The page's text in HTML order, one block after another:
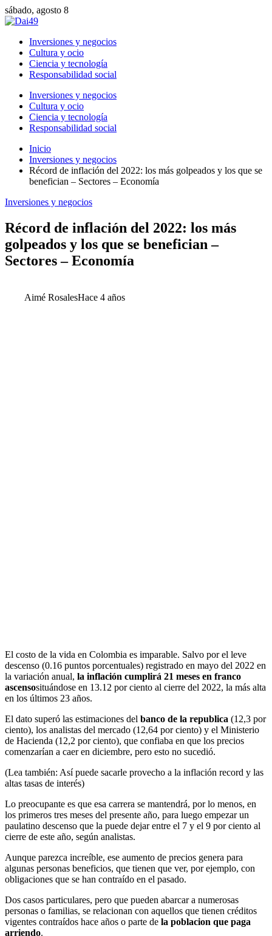
sábado, agosto 8
Inversiones y negocios
Cultura y ocio
Ciencia y tecnología
Responsabilidad social
Inversiones y negocios
Cultura y ocio
Ciencia y tecnología
Responsabilidad social
Inicio
Inversiones y negocios
Récord de inflación del 2022: los más golpeados y los que se
benefician – Sectores – Economía
Inversiones y negocios
Récord de inflación del 2022: los más
golpeados y los que se benefician –
Sectores – Economía
Aimé RosalesHace 4 años
El costo de la vida en Colombia es imparable. Salvo por el leve
descenso (0.16 puntos porcentuales) registrado en mayo del 2022 en
la variación anual, la inflación cumplirá 21 meses en franco
ascensosituándose en 13.12 por ciento al cierre del 2022, la más alta
en los últimos 23 años.
El dato superó las estimaciones del banco de la republica (12,3 por
ciento), los analistas del mercado (12,64 por ciento) y el Ministerio
de Hacienda (12,2 por ciento), que confiaba en que los precios
comenzarían a caer en diciembre, pero esto no sucedió.
(Lea también: Así puede sacarle provecho a la inflación record y las
altas tasas de interés)
Lo preocupante es que esa carrera se mantendrá, por lo menos, en
los primeros tres meses del presente año, para luego empezar un
paulatino descenso que la puede dejar entre el 7 y el 9 por ciento al
cierre de este año, según analistas.
Aunque parezca increíble, ese aumento de precios genera para
algunas personas beneficios, que tienen que ver, por ejemplo, con
obligaciones que se han contraído en el pasado.
Dos casos particulares, pero que pueden abarcar a numerosas
personas o familias, se relacionan con aquellos que tienen créditos
vigentes contraídos hace años o parte de la poblacion que paga
arriendo.